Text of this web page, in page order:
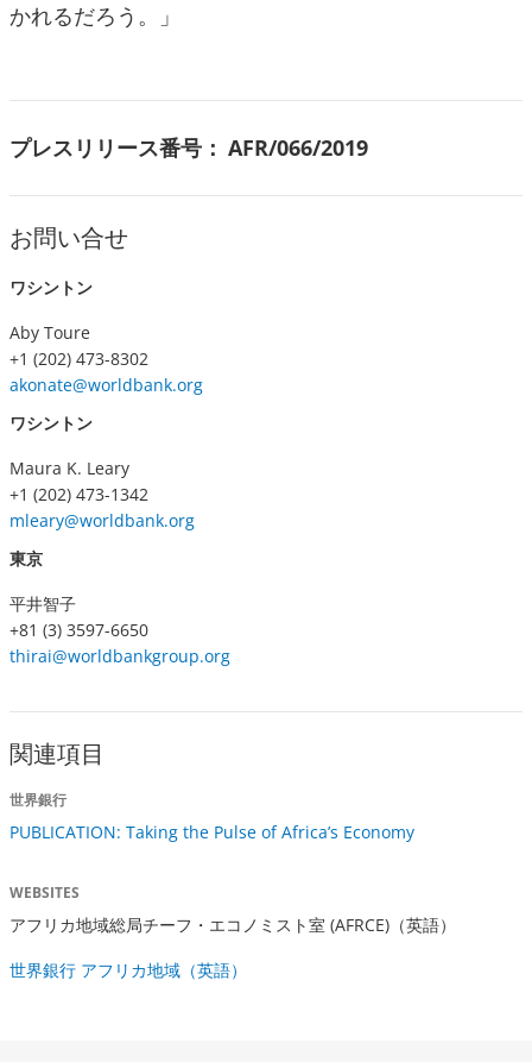
かれるだろう。」
プレスリリース番号： AFR/066/2019
お問い合せ
ワシントン
Aby Toure
+1 (202) 473-8302
akonate@worldbank.org
ワシントン
Maura K. Leary
+1 (202) 473-1342
mleary@worldbank.org
東京
平井智子
+81 (3) 3597-6650
thirai@worldbankgroup.org
関連項目
世界銀行
PUBLICATION: Taking the Pulse of Africa’s Economy
WEBSITES
アフリカ地域総局チーフ・エコノミスト室 (AFRCE)（英語）
世界銀行 アフリカ地域（英語）